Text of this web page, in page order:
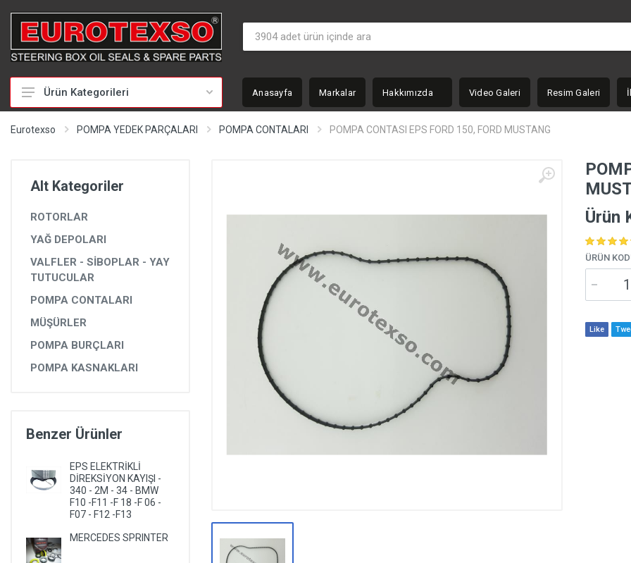
HİDROLİK DİREKSİYON TAMİR TAKIMLARI
POMPALAR
POMPA YEDEK PARÇALARI
DİĞER YEDEK PARÇALAR
EPS YEDEK PARÇALARI
ALETLER VE ANAHTARLAR
TEST MAKİNELERİ VE TEST CİHAZLARI
Ürün Kategorileri Anasayfa Markalar Hakkımızda Video Galeri Resim Galeri
Eurotexso POMPA YEDEK PARÇALARI POMPA CONTALARI POMPA CONTASI EPS FORD 150, FORD MUSTANG
Alt Kategoriler
ROTORLAR
YAĞ DEPOLARI
VALFLER - SİBOPLAR - YAY
TUTUCULAR
POMPA CONTALARI
MÜŞÜRLER
POMPA BURÇLARI
POMPA KASNAKLARI
Benzer Ürünler
EPS ELEKTRİKLİ
DİREKSİYON KAYIŞI -
340 - 2M - 34 - BMW
F10 -F11 -F 18 -F 06 -
F07 - F12 -F13
MERCEDES SPRINTER
Ürün
ÜRÜN
Like